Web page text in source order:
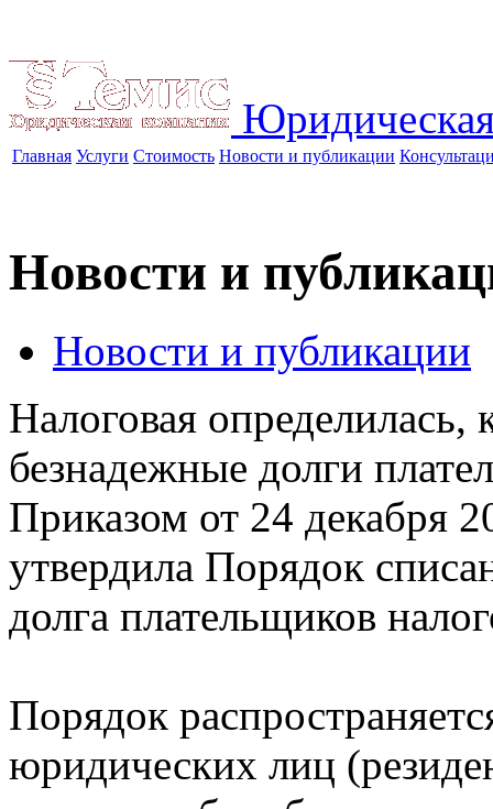
Главная Услуги Стоимость Новости и публикации
Новости и
Новости и публикации
Налоговая определилась,
безнадежные долги
Приказом от 24 декабря
утвердила Порядок
долга плательщиков
Порядок
юридических лиц